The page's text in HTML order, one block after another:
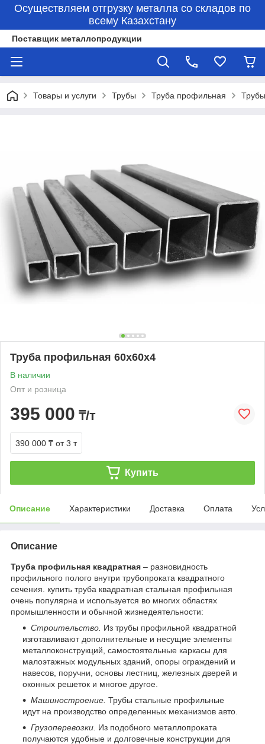
Осуществляем отгрузку металла со складов по
всему Казахстану
Поставщик металлопродукции
Товары и услуги Трубы Труба профильная
Труба профильная 60х60х4
В наличии
Опт и розница
395 000 ₸/т
390 000 ₸ от 3 т
Купить
Описание Характеристики Доставка Оплата
Описание
Труба профильная квадратная – разновидность
профильного полого внутри трубопроката квадратного
сечения. купить труба квадратная стальная профильная
очень популярна и используется во многих областях
промышленности и обычной жизнедеятельности:
Строительство. Из трубы профильной квадратной
изготавливают дополнительные и несущие элементы
металлоконструкций, самостоятельные каркасы для
малоэтажных модульных зданий, опоры ограждений и
навесов, поручни, основы лестниц, железных дверей и
оконных решеток и многое другое.
Машиностроение. Трубы стальные профильные
идут на производство определенных механизмов авто.
Грузоперевозки. Из подобного металлопроката
получаются удобные и долговечные конструкции для